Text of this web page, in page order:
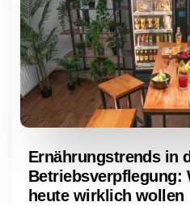
Ernährungstrends in
Betriebsverpflegung:
heute wirklich wollen